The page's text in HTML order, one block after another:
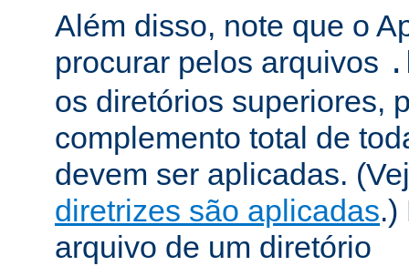
Além disso, note que o
procurar pelos arquivos
os diretórios superiores,
complemento total de
devem ser aplicadas.
diretrizes são aplicadas.)
arquivo de um diretório